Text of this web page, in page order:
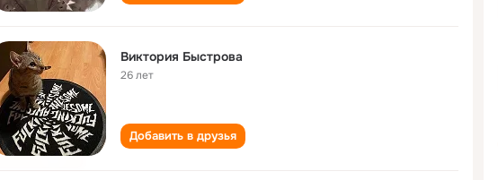
Виктория Быстрова
26 лет
Добавить в друзья